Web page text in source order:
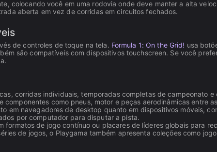
colocando você em uma rodovia onde deve manter a alta
aberta em vez de corridas em circuitos fechados.
de controles de toque na tela. Formula 1: On the Grid! usa
são compatíveis com dispositivos touchscreen. Se você
corridas individuais, temporadas completas de campeonato
como pneus, motor e peças aerodinâmicas entre
em navegadores de desktop quanto em dispositivos móveis,
por computador para disputar a pista.
formatos de jogo contínuo ou placares de líderes globais para
de jogos, o Playgama também apresenta coleções como